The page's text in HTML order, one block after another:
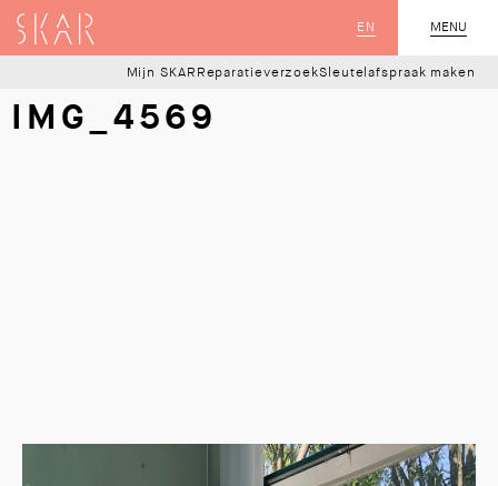
MENU
SLUIT
EN
SKAR
Mijn SKAR ReparatieverzoekSleutelafspraak maken
IMG_4569